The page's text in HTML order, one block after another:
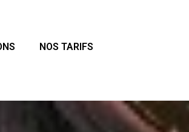
NOS TARIFS